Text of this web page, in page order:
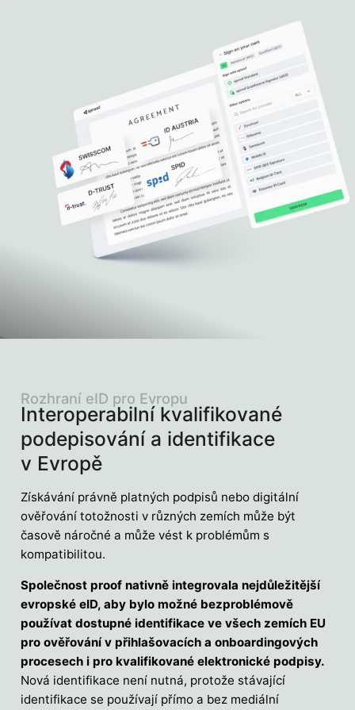
Interoperabilní kvalifikované
podepisování a identifikace
v Evropě
Rozhraní eID pro Evropu
Získávání právně platných podpisů nebo digitální
ověřování totožnosti v různých zemích může být
časově náročné a může vést k problémům s
kompatibilitou.
Společnost proof nativně integrovala nejdůležitější
evropské eID, aby bylo možné bezproblémově
používat dostupné identifikace ve všech zemích EU
pro ověřování v přihlašovacích a onboardingových
procesech i pro kvalifikované elektronické podpisy.
Nová identifikace není nutná, protože stávající
identifikace se používají přímo a bez mediální